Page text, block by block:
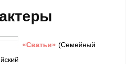
«Сватьи» (Семейный